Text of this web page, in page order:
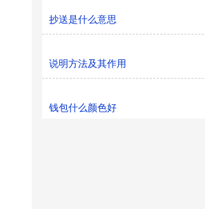
抄送是什么意思
说明方法及其作用
钱包什么颜色好